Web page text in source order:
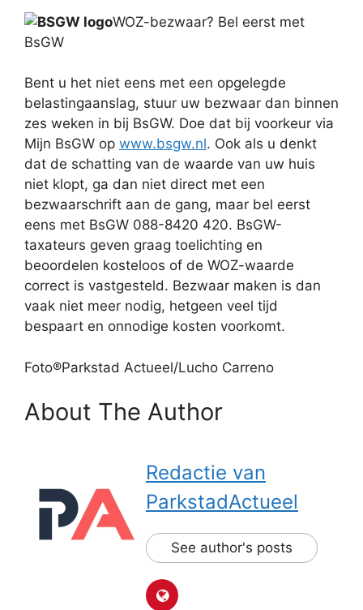
WOZ-bezwaar? Bel eerst met
BsGW
Bent u het niet eens met een opgelegde
belastingaanslag, stuur uw bezwaar dan binnen
zes weken in bij BsGW. Doe dat bij voorkeur via
Mijn BsGW op www.bsgw.nl. Ook als u denkt
dat de schatting van de waarde van uw huis
niet klopt, ga dan niet direct met een
bezwaarschrift aan de gang, maar bel eerst
eens met BsGW 088-8420 420. BsGW-
taxateurs geven graag toelichting en
beoordelen kosteloos of de WOZ-waarde
correct is vastgesteld. Bezwaar maken is dan
vaak niet meer nodig, hetgeen veel tijd
bespaart en onnodige kosten voorkomt.
Foto®Parkstad Actueel/Lucho Carreno
About The Author
Redactie van
ParkstadActueel
See author's posts